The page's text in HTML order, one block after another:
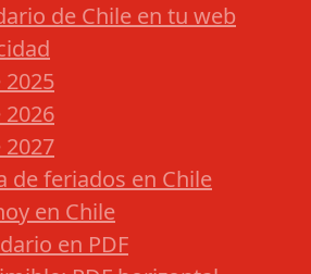
de Chile en tu web
de feriados en Chile
en Chile
en PDF